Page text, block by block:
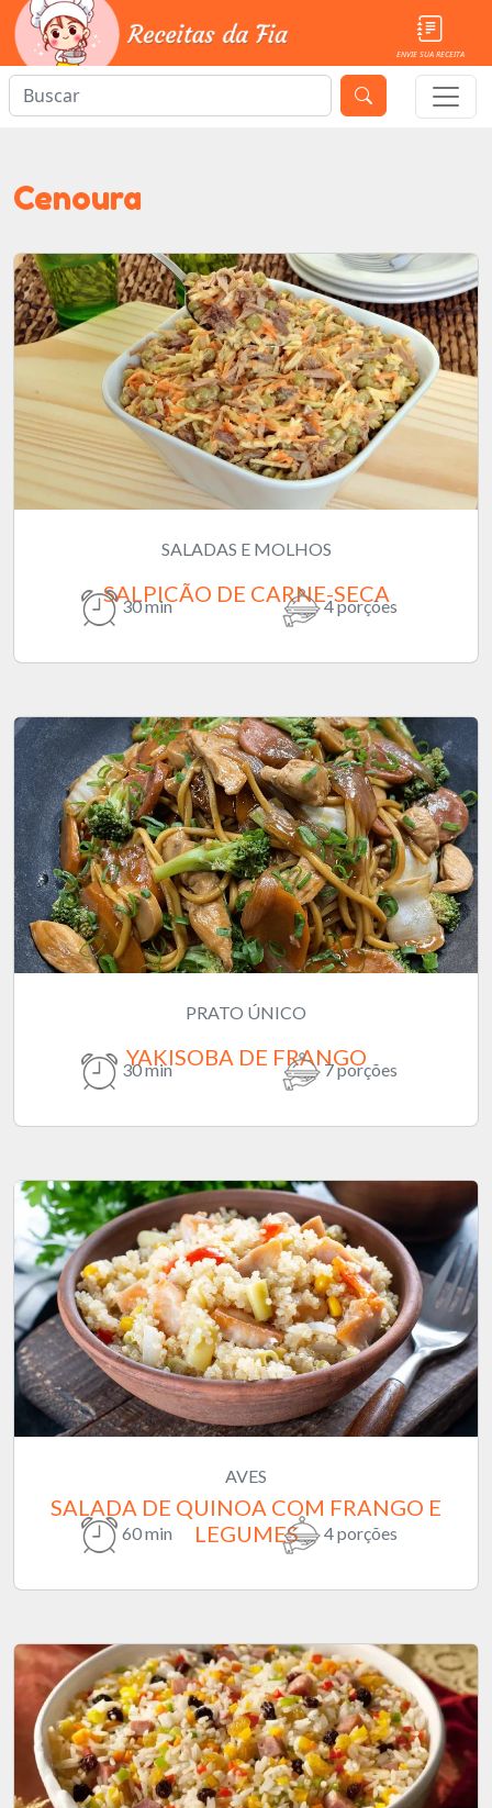
ENVIE SUA RECEITA
Cenoura
SALADAS E MOLHOS
SALPICÃO DE CARNE-SECA
30 min 4 porções
PRATO ÚNICO
YAKISOBA DE FRANGO
30 min 7 porções
AVES
SALADA DE QUINOA COM FRANGO E
LEGUMES
60 min 4 porções